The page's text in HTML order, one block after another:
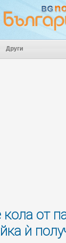
Други
от
ѝ